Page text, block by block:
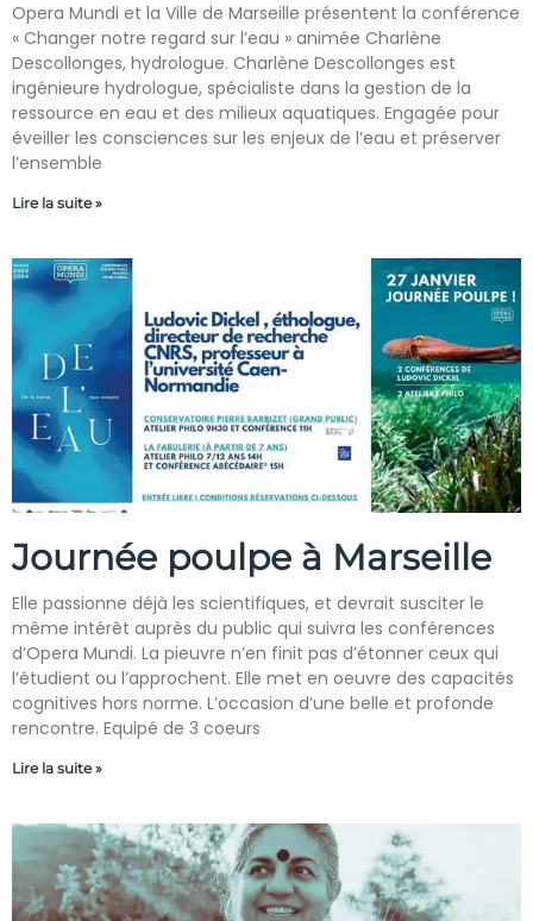
Opera Mundi et la Ville de Marseille présentent la conférence
« Changer notre regard sur l’eau » animée Charlène
Descollonges, hydrologue. Charlène Descollonges est
ingénieure hydrologue, spécialiste dans la gestion de la
ressource en eau et des milieux aquatiques. Engagée pour
éveiller les consciences sur les enjeux de l’eau et préserver
l’ensemble
Lire la suite »
Journée poulpe à Marseille
Elle passionne déjà les scientifiques, et devrait susciter le
même intérêt auprès du public qui suivra les conférences
d’Opera Mundi. La pieuvre n’en finit pas d’étonner ceux qui
l’étudient ou l’approchent. Elle met en oeuvre des capacités
cognitives hors norme. L’occasion d’une belle et profonde
rencontre. Equipé de 3 coeurs
Lire la suite »